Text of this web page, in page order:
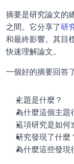
摘要是研究論文的
之間。它分享了研
和最終影響。其目
快速理解論文。
一個好的摘要回答
主題是什麼？
為什麼這個主題
這項研究是如何
研究發現了什麼
為什麼這些發現